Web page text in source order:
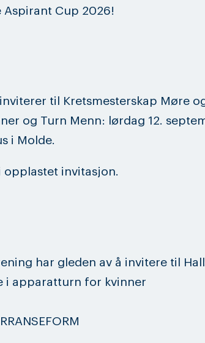
Cup 2026!
til Kretsmesterskap Møre
og Turn Menn: lørdag 12.
i Molde.
invitasjon.
har gleden av å invitere til
i apparatturn for kvinner